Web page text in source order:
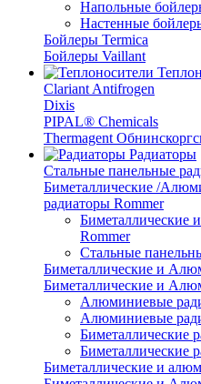
Напольные
Настенные
Бойлеры Termica
Бойлеры Vaillant
Clariant Antifrogen
Dixis
PIPAL® Chemicals
Thermagent
Радиаторы
Стальные панельные
Биметаллические /
радиаторы Rommer
Биметаллические
Rommer
Стальные
Биметаллические и
Биметаллические и
Алюминиевые
Алюминиевые
Биметаллические
Биметаллические
Биметаллические и